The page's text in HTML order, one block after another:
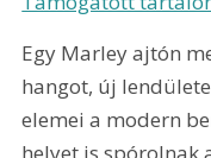
Egy Marley ajtón
hangot, új
elemei a modern